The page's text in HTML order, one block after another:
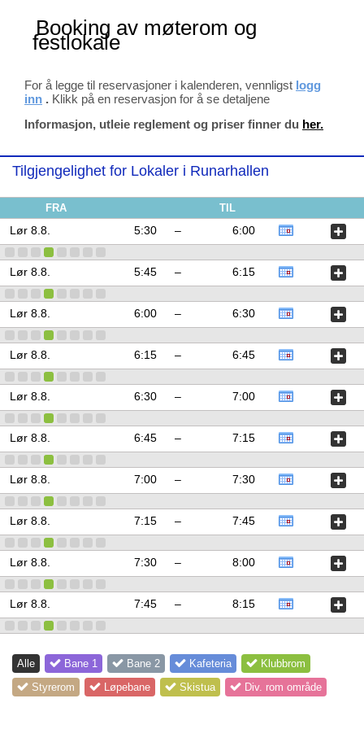
Booking av møterom og
festlokale
For å legge til reservasjoner i kalenderen, vennligst logg
inn . Klikk på en reservasjon for å se detaljene
Informasjon, utleie reglement og priser finner du her.
Tilgjengelighet for Lokaler i Runarhallen
FRA TIL
Lør 8.8. 5:30 – 6:00
Lør 8.8. 5:45 – 6:15
Lør 8.8. 6:00 – 6:30
Lør 8.8. 6:15 – 6:45
Lør 8.8. 6:30 – 7:00
Lør 8.8. 6:45 – 7:15
Lør 8.8. 7:00 – 7:30
Lør 8.8. 7:15 – 7:45
Lør 8.8. 7:30 – 8:00
Lør 8.8. 7:45 – 8:15
Alle Bane 1 Bane 2 Kafeteria
Klubbrom
Styrerom
Løpebane Skistua Div. rom område